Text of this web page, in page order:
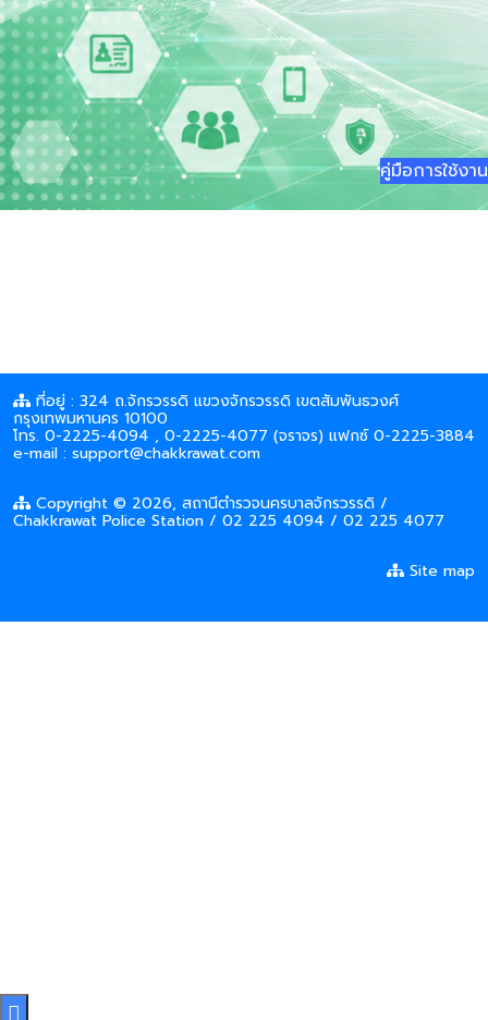
คู่มือการใช้งาน
ที่อยู่ : 324 ถ.จักรวรรดิ แขวงจักรวรรดิ เขตสัมพันธวงศ์
กรุงเทพมหานคร 10100
โทร. 0-2225-4094 , 0-2225-4077 (จราจร) แฟกซ์ 0-2225-3884
e-mail : support@chakkrawat.com
Copyright © 2026, สถานีตำรวจนครบาลจักรวรรดิ /
Chakkrawat Police Station / 02 225 4094 / 02 225 4077
Site map
